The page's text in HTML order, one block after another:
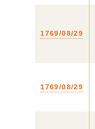
1769/08/29
1769/08/29